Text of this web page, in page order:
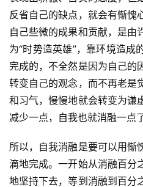
专
题
公
益
慈
善
教
人
物
登录
反省自己的缺点，就会有惭愧
自己些微的成果和贡献，是由
为“时势造英雄”，靠环境造成
完成的，不全然是因为自己的
转变自己的观念，而不再老是
和习气，慢慢地就会转变为谦
减少一点，自我也就消融一点了
所以，自我消融是要可以用惭
滴地完成。一开始从消融百分
地坚持下去，等到消融到百分